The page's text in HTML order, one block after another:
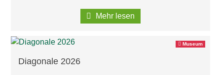
Mehr lesen
Museum
Diagonale 2026